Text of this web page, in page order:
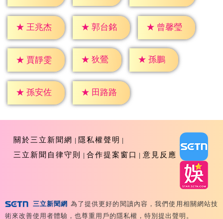
★ 王兆杰 ★ 郭台銘 ★ 曾馨瑩
★ 賈靜雯 ★ 狄鶯 ★ 孫鵬
★ 孫安佐 ★ 田路路
關於三立新聞網
隱私權聲明
三立新聞自律守則
合作提案窗口 意見反應
Copyright ©2026 Sanlih E-Television All Rights
三立新聞網 為了提供更好的閱讀內容，我們使用相關網站技
術來改善使用者體驗，也尊重用戶的隱私權，特別提出聲明。